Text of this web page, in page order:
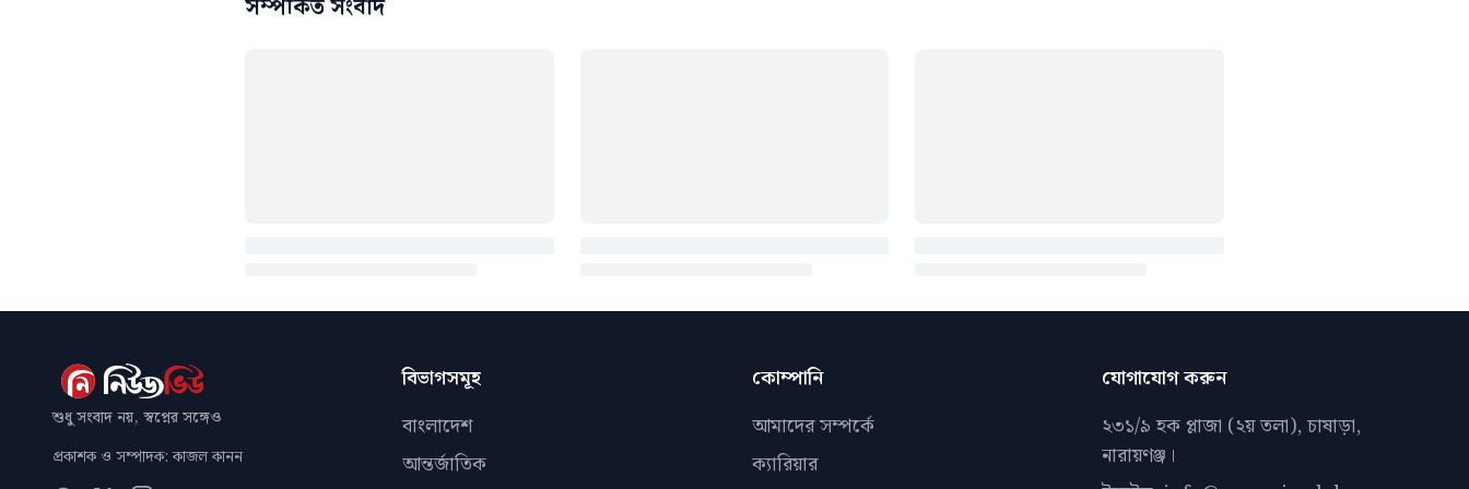
সম্পর্কিত সংবাদ
শুধু সংবাদ নয়, স্বপ্নের সঙ্গেও
প্রকাশক ও সম্পাদক: কাজল কানন
বিভাগসমূহ
বাংলাদেশ
আন্তর্জাতিক
কোম্পানি
আমাদের সম্পর্কে
ক্যারিয়ার
যোগাযোগ করুন
২৩১/৯ হক প্লাজা (২য় তলা), চাষাড়া,
নারায়ণঞ্জ।